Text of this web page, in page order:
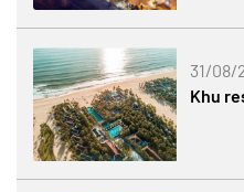
31/08/
Khu